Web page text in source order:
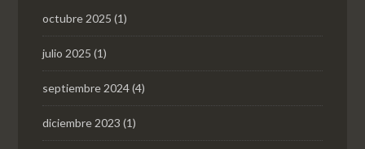
octubre 2025 (1)
julio 2025 (1)
septiembre 2024(4)
diciembre 2023 (1)